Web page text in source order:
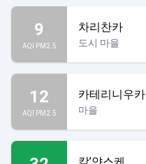
9
AQI PM2.5
차리찬카
도시 마을
12
AQI PM2.5
카테리니우카
마을